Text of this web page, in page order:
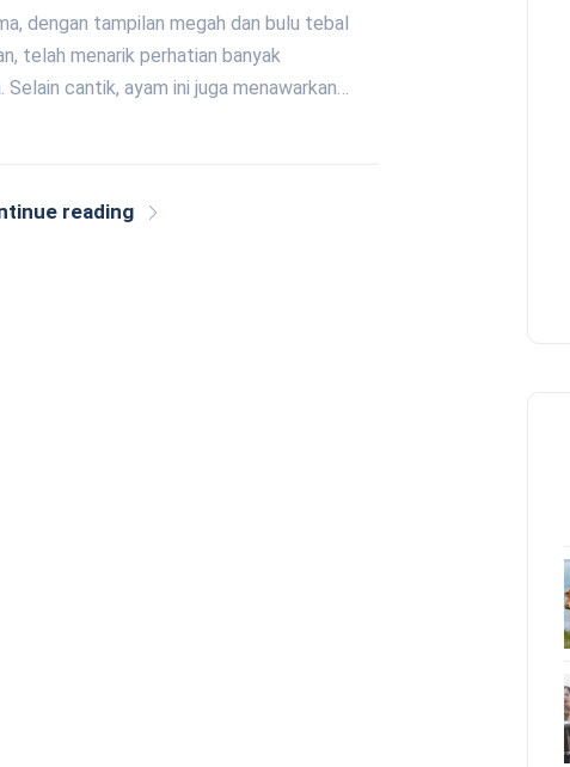
dengan tampilan megah dan bulu tebal
telah menarik perhatian banyak
cantik, ayam ini juga menawarkan…
reading